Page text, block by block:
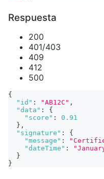
Respuesta
200
401/403
409
412
500
{
"id" : "AB12C" ,
"data" :
{
"score" :
0.91
} ,
"signature" :
{
"message" :
"dateTime" :
}
}